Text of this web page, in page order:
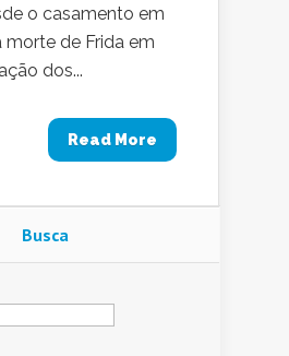
o casamento em
morte de Frida em
dos...
Read More
Busca